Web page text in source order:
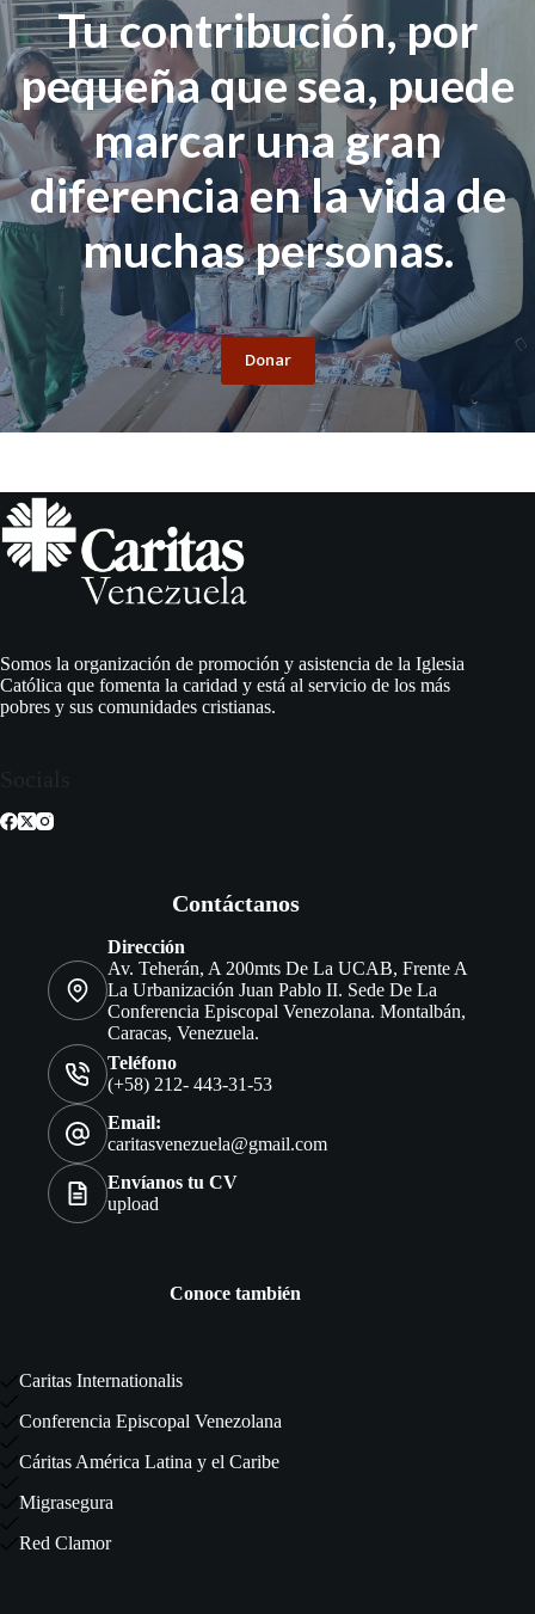
Tu contribución, por
pequeña que sea, puede
marcar una gran
diferencia en la vida de
muchas personas.
Donar
Somos la organización de promoción y asistencia de la Iglesia
Católica que fomenta la caridad y está al servicio de los más
pobres y sus comunidades cristianas.
Contáctanos
Dirección
Av. Teherán, A 200mts De La UCAB, Frente A
La Urbanización Juan Pablo II. Sede De La
Conferencia Episcopal Venezolana. Montalbán,
Caracas, Venezuela.
Teléfono
(+58) 212- 443-31-53
Email:
caritasvenezuela@gmail.com
Envíanos tu CV
upload
Conoce también
Caritas Internationalis
Conferencia Episcopal Venezolana
Cáritas América Latina y el Caribe
Migrasegura
Red Clamor